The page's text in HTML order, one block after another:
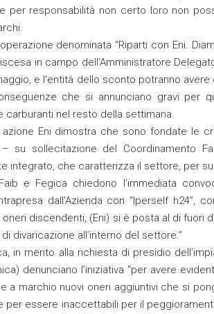
per responsabilità non certo loro non
denominata “Riparti con Eni.
in campo dell’Amministratore
e l‘entità dello sconto potranno
che si annunciano gravi per
carburanti nel resto della settimana.
azione Eni dimostra che sono fondate le
– su sollecitazione del Coordinamento
integrato, che caratterizza il settore, per
e Fegica chiedono l’immediata
dall’Azienda con “Iperself
oneri discendenti, (Eni) si è posta al di
divaricazione all’interno del settore.”
in merito alla richiesta di presidio
denunciano l’iniziativa “per avere
a marchio nuovi oneri aggiuntivi che si
per essere inaccettabili per il